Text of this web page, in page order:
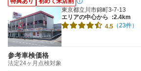
東京都立川市錦町3-7-13
エリアの中心から
:2.4km
4.5 （23件）
参考車検価格
法定24ヶ月点検対象